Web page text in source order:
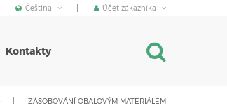
Čeština Účet zákazníka
Kontakty
ZÁSOBOVÁNÍ OBALOVÝM MATERIÁLEM